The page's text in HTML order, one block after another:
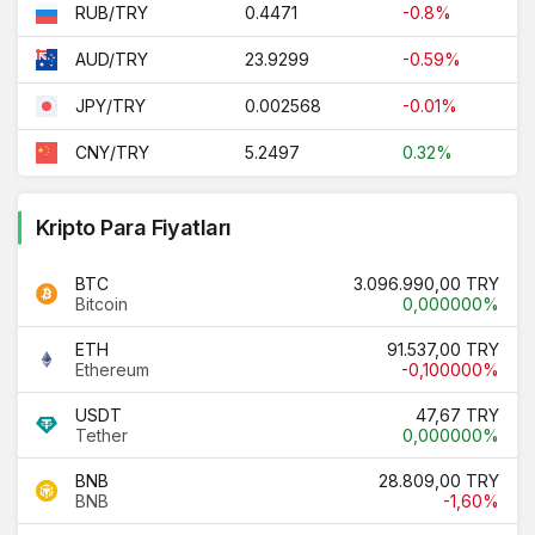
RUB/TRY 0.4471 -0.8%
AUD/TRY 23.9299 -0.59%
JPY/TRY 0.002568 -0.01%
CNY/TRY 5.2497 0.32%
Kripto Para Fiyatları
BTC
Bitcoin
3.096.990,00 TRY
0,000000%
ETH
Ethereum
91.537,00 TRY
-0,100000%
USDT
Tether
47,67 TRY
0,000000%
BNB
BNB
28.809,00 TRY
-1,60%